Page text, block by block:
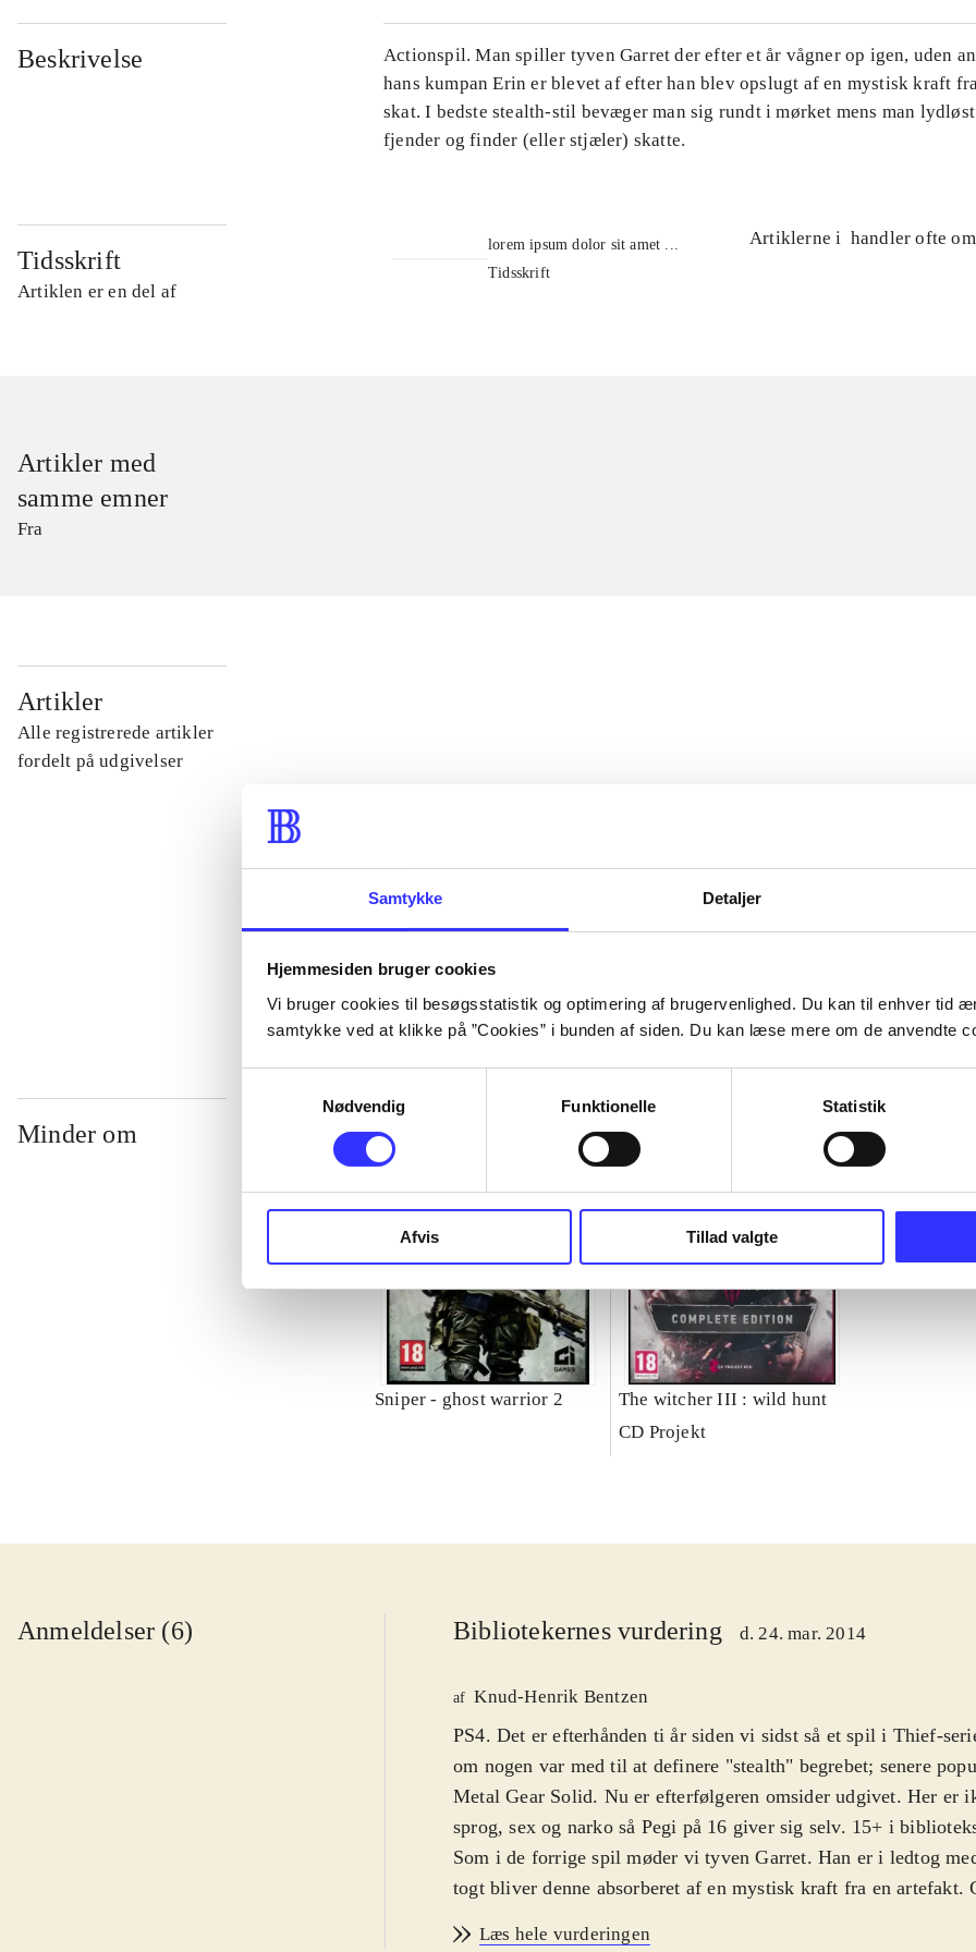
Samtykke Detaljer
Hjemmesiden bruger cookies
Vi bruger cookies til besøgsstatistik og optimering af brugervenlighed. Du kan til enhver tid
samtykke ved at klikke på ”Cookies” i bunden af siden. Du kan læse mere om de anvendte
Nødvendig
Funktionelle Statistik
Afvis Tillad valgte
Beskrivelse
Actionspil. Man spiller tyven Garret der efter et år vågner op igen, uden
hans kumpan Erin er blevet af efter han blev opslugt af en mystisk kraft
skat. I bedste stealth-stil bevæger man sig rundt i mørket mens man
fjender og finder (eller stjæler) skatte.
Tidsskrift
Artiklen er en del af
lorem ipsum dolor sit amet ...
Tidsskrift
Artiklerne i handler ofte om
Artikler med
samme emner
Fra
Artikler
Alle registrerede artikler
fordelt på udgivelser
...
...
Minder om
Sniper - ghost warrior 2
The witcher III : wild hunt
CD Projekt
Anmeldelser (6) Bibliotekernes vurdering d. 24. mar. 2014
af Knud-Henrik Bentzen
PS4. Det er efterhånden ti år siden vi sidst så et spil i Thief-
om nogen var med til at definere "stealth" begrebet; senere
Metal Gear Solid. Nu er efterfølgeren omsider udgivet. Her er
sprog, sex og narko så Pegi på 16 giver sig selv. 15+ i
Som i de forrige spil møder vi tyven Garret. Han er i ledtog
togt bliver denne absorberet af en mystisk kraft fra en artefakt.
Læs hele vurderingen